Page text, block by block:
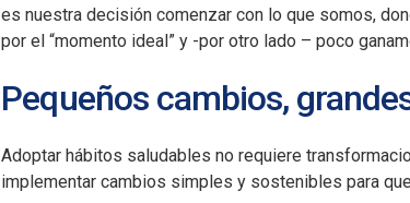
es nuestra decisión comenzar con lo que somos,
por el “momento ideal” y -por otro lado – poco
Pequeños cambios,
Adoptar hábitos saludables no requiere
implementar cambios simples y sostenibles para